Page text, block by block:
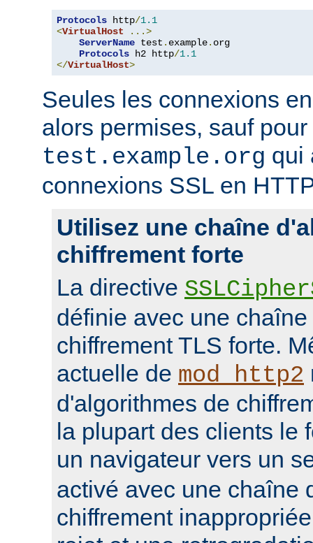
Protocols http/1.1
<VirtualHost
...>
ServerName test . example. org
Protocols h2 http/1.1
</VirtualHost>
Seules les connexions
alors permises, sauf
test.example.org qui
connexions SSL en
Utilisez une chaîne
chiffrement forte
La directive
définie avec une
chiffrement TLS forte.
actuelle de mod_http2
d'algorithmes de
la plupart des clients le
un navigateur vers un
activé avec une chaîne
chiffrement